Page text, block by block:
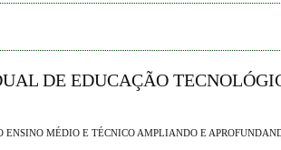
DE EDUCAÇÃO
ENSINO MÉDIO E TÉCNICO AMPLIANDO E